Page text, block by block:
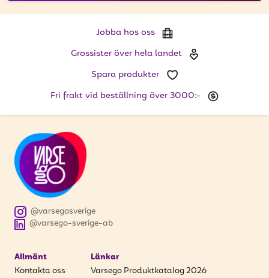
Jobba hos oss
Grossister över hela landet
Spara produkter
Fri frakt vid beställning över 3000:-
@varsego-sverige-ab
@varsegosverige
Allmänt
Kontakta oss
Länkar
Varsego Produktkatalog 2026